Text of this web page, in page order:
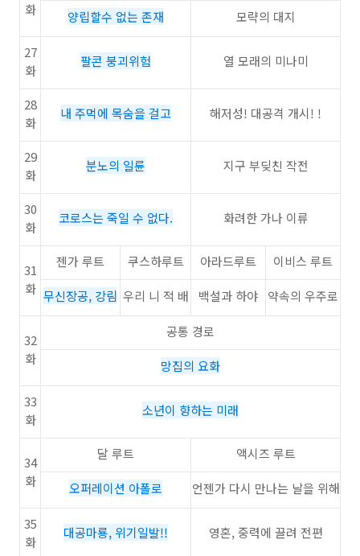
화
양립할수 없는 존재 모략의 대지
27
화
팔콘 붕괴위험 열 모래의 미나미
28
화
내 주먹에 목숨을 걸고 해저성! 대공격 개시! !
29
화
분노의 일륜 지구 부딪친 작전
30
화
코로스는 죽일 수 없다. 화려한 가나 이류
31
화
젠가 루트 쿠스하루트 아라드루트 이비스 루트
무신장공, 강림 우리 니 적 배 백설과 하야 약속의 우주로
32
화
공통 경로
망집의 요화
33
화
소년이 향하는 미래
34
화
달 루트 액시즈 루트
오퍼레이션 아폴로 언젠가 다시 만나는 날을 위해
35
화
대공마룡, 위기일발!! 영혼, 중력에 끌려 전편